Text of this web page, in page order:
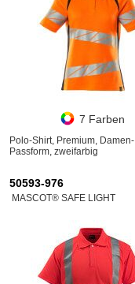
7 Farben
Polo-Shirt, Premium, Damen-
Passform, zweifarbig
50593-976
MASCOT® SAFE LIGHT